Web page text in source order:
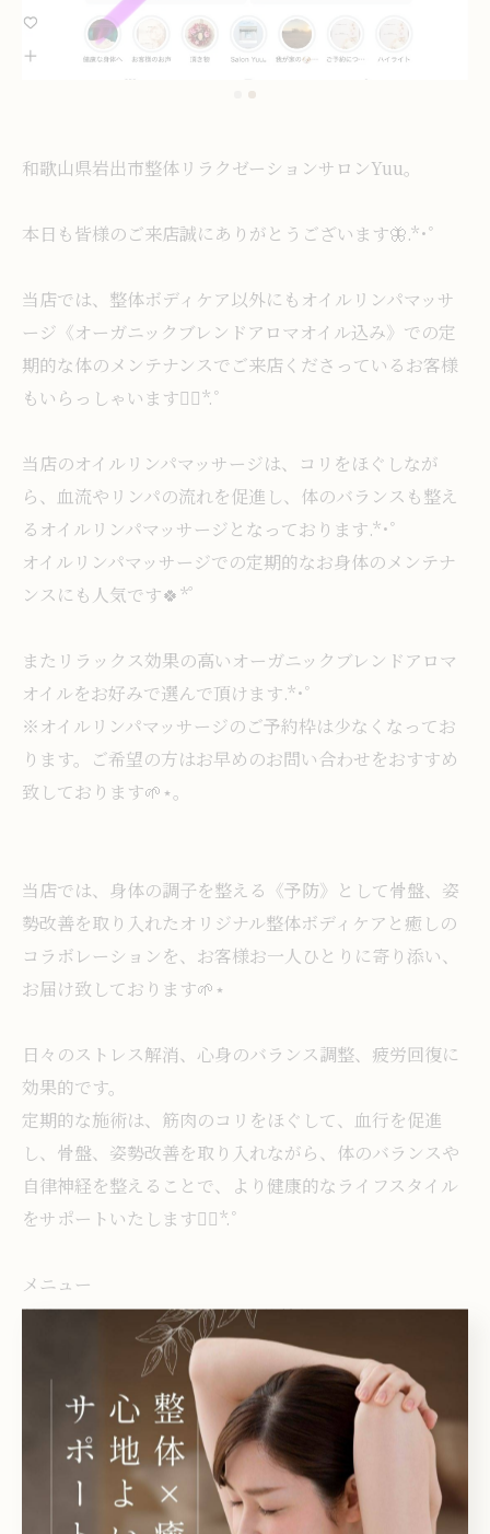
和歌山県岩出市整体リラクゼーションサロンYuu。
本日も皆様のご来店誠にありがとうございます🦋.*･ﾟ
当店では、整体ボディケア以外にもオイルリンパマッサ
ージ《オーガニックブレンドアロマオイル込み》での定
期的な体のメンテナンスでご来店くださっているお客様
もいらっしゃいます❁⃘*.ﾟ
当店のオイルリンパマッサージは、コリをほぐしなが
ら、血流やリンパの流れを促進し、体のバランスも整え
るオイルリンパマッサージとなっております.*･ﾟ
オイルリンパマッサージでの定期的なお身体のメンテナ
ンスにも人気です🍀* ゚
またリラックス効果の高いオーガニックブレンドアロマ
オイルをお好みで選んで頂けます.*･ﾟ
※オイルリンパマッサージのご予約枠は少なくなってお
ります。ご希望の方はお早めのお問い合わせをおすすめ
致しております🌱⋆｡
当店では、身体の調子を整える《予防》として骨盤、姿
勢改善を取り入れたオリジナル整体ボディケアと癒しの
コラボレーションを、お客様お一人ひとりに寄り添い、
お届け致しております🌱⋆
日々のストレス解消、心身のバランス調整、疲労回復に
効果的です。
定期的な施術は、筋肉のコリをほぐして、血行を促進
し、骨盤、姿勢改善を取り入れながら、体のバランスや
自律神経を整えることで、より健康的なライフスタイル
をサポートいたします❁⃘*.ﾟ
メニュー
整体ボディケア/もみほぐし/産後骨盤ケア/マタニティボ
ディケア/オイルリンパマッサージ/アロマオイルトリート
メント/小顔矯正/ドライヘッドスパ/足裏フットオイルマ
ッサージ
皆様のご来店心よりお待ちしております🦋.*･ﾟ